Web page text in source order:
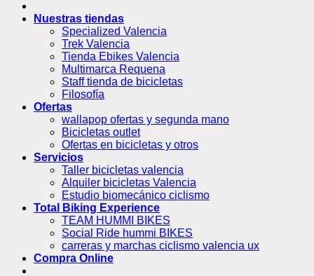
Nuestras tiendas
Specialized Valencia
Trek Valencia
Tienda Ebikes Valencia
Multimarca Requena
Staff tienda de bicicletas
Filosofía
Ofertas
wallapop ofertas y segunda mano
Bicicletas outlet
Ofertas en bicicletas y otros
Servicios
Taller bicicletas valencia
Alquiler bicicletas Valencia
Estudio biomecánico ciclismo
Total Biking Experience
TEAM HUMMI BIKES
Social Ride hummi BIKES
carreras y marchas ciclismo valencia ux
Compra Online